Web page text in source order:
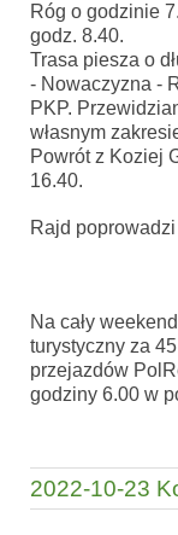
Róg o godzinie
godz. 8.40.
Trasa piesza o
- Nowaczyzna -
PKP.
własnym
Powrót z Koziej
16.40.
Rajd
Na cały
turystyczny za
przejazdów
godziny 6.00 w
2022-10-23